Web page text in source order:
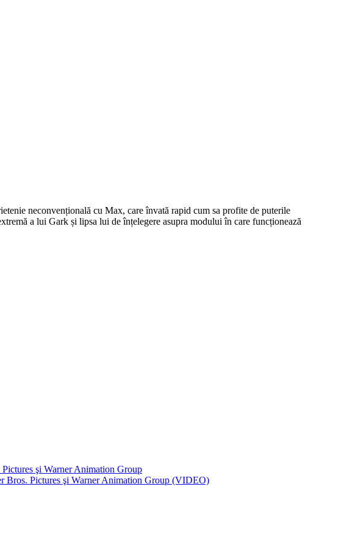
neconvențională cu Max, care învată rapid cum sa profite de puterile
a lui Gark și lipsa lui de înțelegere asupra modului în care funcționează
şi Warner Animation Group
Bros. Pictures şi Warner Animation Group (VIDEO)